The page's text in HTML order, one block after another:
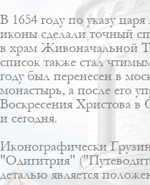
В 1654 году по указу
иконы сделали точный
в храм Живоначальной
список также стал
году был перенесен в
монастырь, а после его
Воскресения Христова в
и сегодня.
Иконографически
"Одигитрия"
деталью является